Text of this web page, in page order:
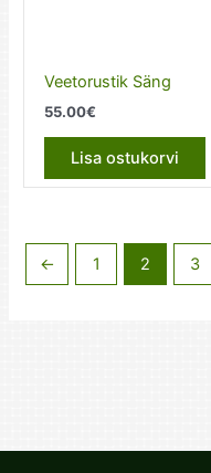
Veetorustik Säng
55.00€
Lisa ostukorvi
← 1 2 3